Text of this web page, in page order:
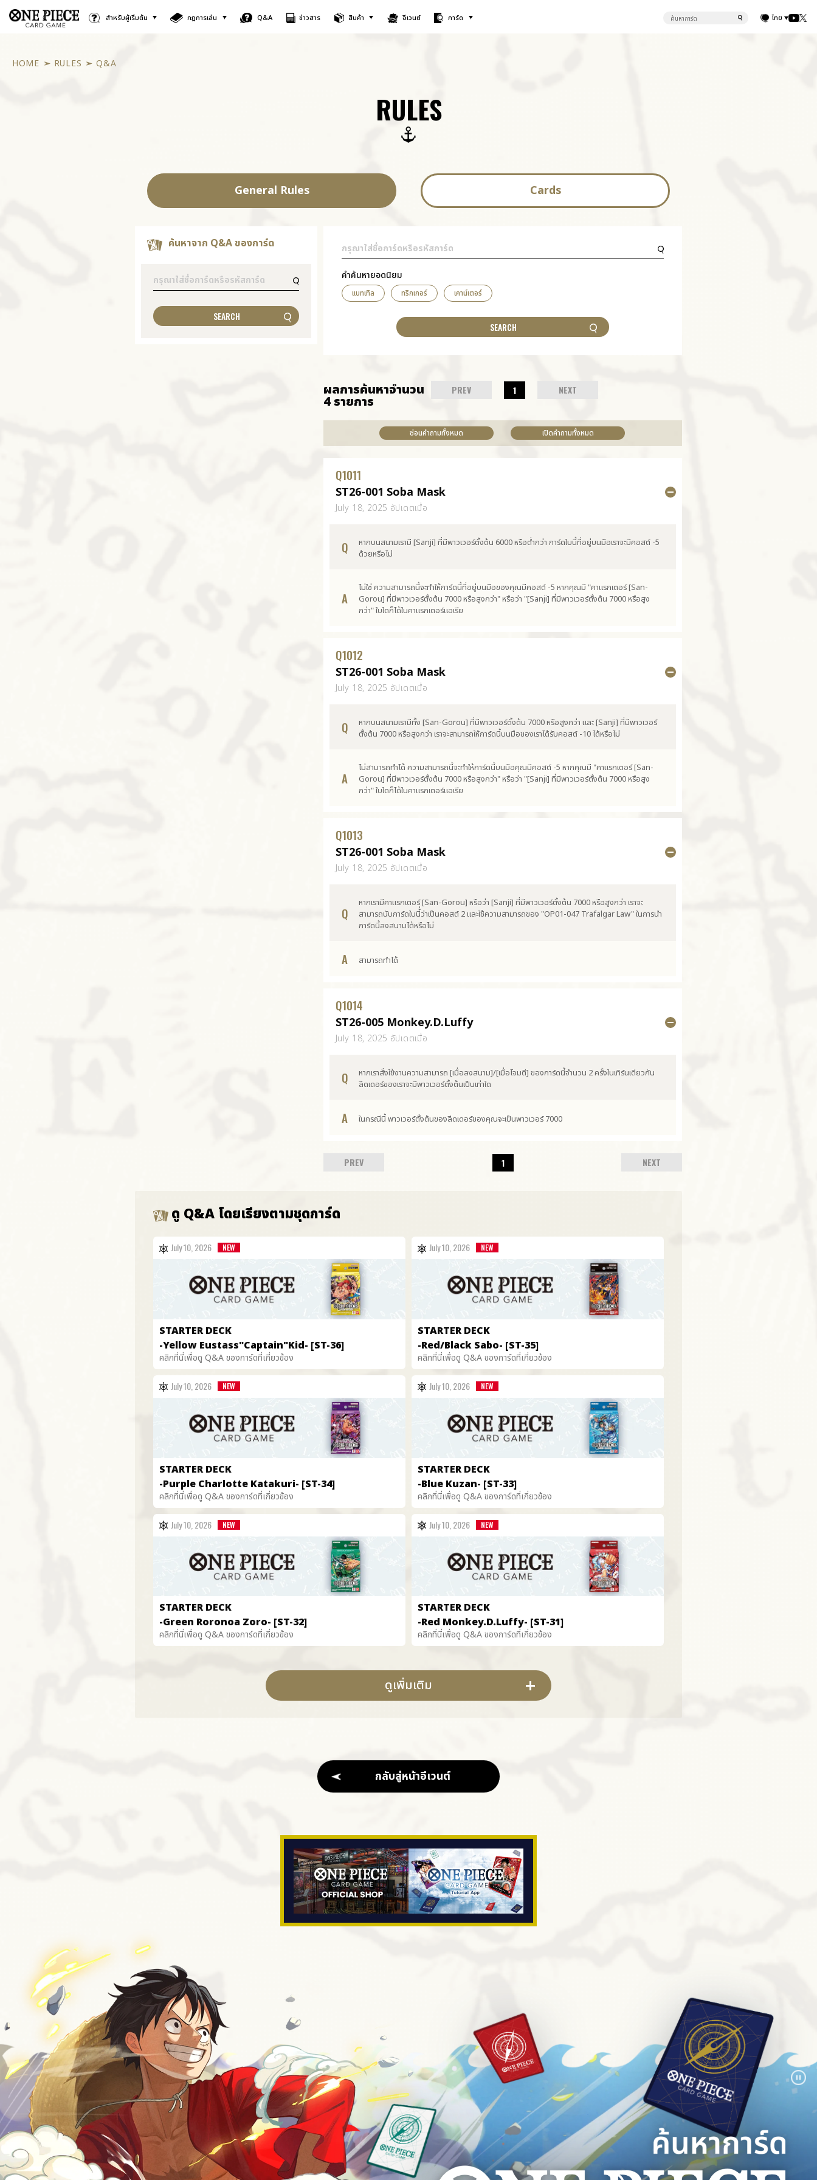
สำหรับผู้เริ่มต้น กฎการเล่น Q&A ข่าวสาร สินค้า อีเวนต์ การ์ด ไทย
HOME RULES Q&A
RULES
General Rules Cards
ค้นหาจาก Q&A ของการ์ด
คำค้นหายอดนิยม
แบทเทิล ทริกเกอร์ เคาน์เตอร์
ผลการค้นหาจำนวน
4 รายการ
PREV 1 NEXT
ซ่อนคำถามทั้งหมด เปิดคำถามทั้งหมด
Q1011
ST26-001 Soba Mask
July 18, 2025 อัปเดตเมื่อ
Q
หากบนสนามเรามี [Sanji] ที่มีพาวเวอร์ตั้งต้น 6000 หรือต่ำกว่า การ์ดใบนี้ที่อยู่บนมือเราจะมีคอสต์ -5
ด้วยหรือไม่
A
ไม่ใช่ ความสามารถนี้จะทำให้การ์ดนี้ที่อยู่บนมือของคุณมีคอสต์ -5 หากคุณมี "คาแรกเตอร์ [San-
Gorou] ที่มีพาวเวอร์ตั้งต้น 7000 หรือสูงกว่า" หรือว่า "[Sanji] ที่มีพาวเวอร์ตั้งต้น 7000 หรือสูง
กว่า" ใบใดก็ได้ในคาแรกเตอร์แอเรีย
Q1012
ST26-001 Soba Mask
July 18, 2025 อัปเดตเมื่อ
Q
หากบนสนามเรามีทั้ง [San-Gorou] ที่มีพาวเวอร์ตั้งต้น 7000 หรือสูงกว่า และ [Sanji] ที่มีพาวเวอร์
ตั้งต้น 7000 หรือสูงกว่า เราจะสามารถให้การ์ดนี้บนมือของเราได้รับคอสต์ -10 ได้หรือไม่
A
ไม่สามารถทำได้ ความสามารถนี้จะทำให้การ์ดนี้บนมือคุณมีคอสต์ -5 หากคุณมี "คาแรกเตอร์ [San-
Gorou] ที่มีพาวเวอร์ตั้งต้น 7000 หรือสูงกว่า" หรือว่า "[Sanji] ที่มีพาวเวอร์ตั้งต้น 7000 หรือสูง
กว่า" ใบใดก็ได้ในคาแรกเตอร์แอเรีย
Q1013
ST26-001 Soba Mask
July 18, 2025 อัปเดตเมื่อ
Q
หากเรามีคาแรกเตอร์ [San-Gorou] หรือว่า [Sanji] ที่มีพาวเวอร์ตั้งต้น 7000 หรือสูงกว่า เราจะ
สามารถนับการ์ดใบนี้่ว่าเป็นคอสต์ 2 และใช้ความสามารถของ "OP01-047 Trafalgar Law" ในการนำ
การ์ดนี้ลงสนามได้หรือไม่
A สามารถทำได้
Q1014
ST26-005 Monkey.D.Luffy
July 18, 2025 อัปเดตเมื่อ
Q
หากเราสั่งใช้งานความสามารถ [เมื่อลงสนาม]/[เมื่อโจมตี] ของการ์ดนี้จำนวน 2 ครั้งในเทิร์นเดียวกัน
ลีดเดอร์ของเราจะมีพาวเวอร์ตั้งต้นเป็นเท่าใด
A ในกรณีนี้ พาวเวอร์ตั้งต้นของลีดเดอร์ของคุณจะเป็นพาวเวอร์ 7000
PREV 1 NEXT
ดู Q&A โดยเรียงตามชุดการ์ด
July 10, 2026
STARTER DECK
-Yellow Eustass"Captain"Kid- [ST-36]
คลิกที่นี่เพื่อดู Q&A ของการ์ดที่เกี่ยวข้อง
July 10, 2026
STARTER DECK
-Red/Black Sabo- [ST-35]
คลิกที่นี่เพื่อดู Q&A ของการ์ดที่เกี่ยวข้อง
July 10, 2026
STARTER DECK
-Purple Charlotte Katakuri- [ST-34]
คลิกที่นี่เพื่อดู Q&A ของการ์ดที่เกี่ยวข้อง
July 10, 2026
STARTER DECK
-Blue Kuzan- [ST-33]
คลิกที่นี่เพื่อดู Q&A ของการ์ดที่เกี่ยวข้อง
July 10, 2026
STARTER DECK
-Green Roronoa Zoro- [ST-32]
คลิกที่นี่เพื่อดู Q&A ของการ์ดที่เกี่ยวข้อง
July 10, 2026
STARTER DECK
-Red Monkey.D.Luffy- [ST-31]
คลิกที่นี่เพื่อดู Q&A ของการ์ดที่เกี่ยวข้อง
ดูเพิ่มเติม
กลับสู่หน้าอีเวนต์